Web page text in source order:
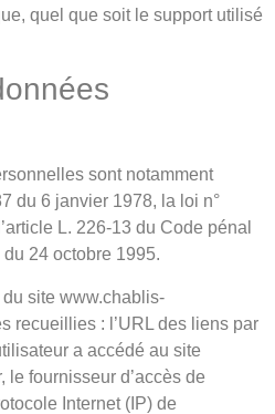
quel que soit le support utilisé
sont notamment
du 6 janvier 1978, la loi n°
L. 226-13 du Code pénal
24 octobre 1995.
du site www.chablis-
recueillies : l’URL des liens par
a accédé au site
fournisseur d’accès de
Internet (IP) de